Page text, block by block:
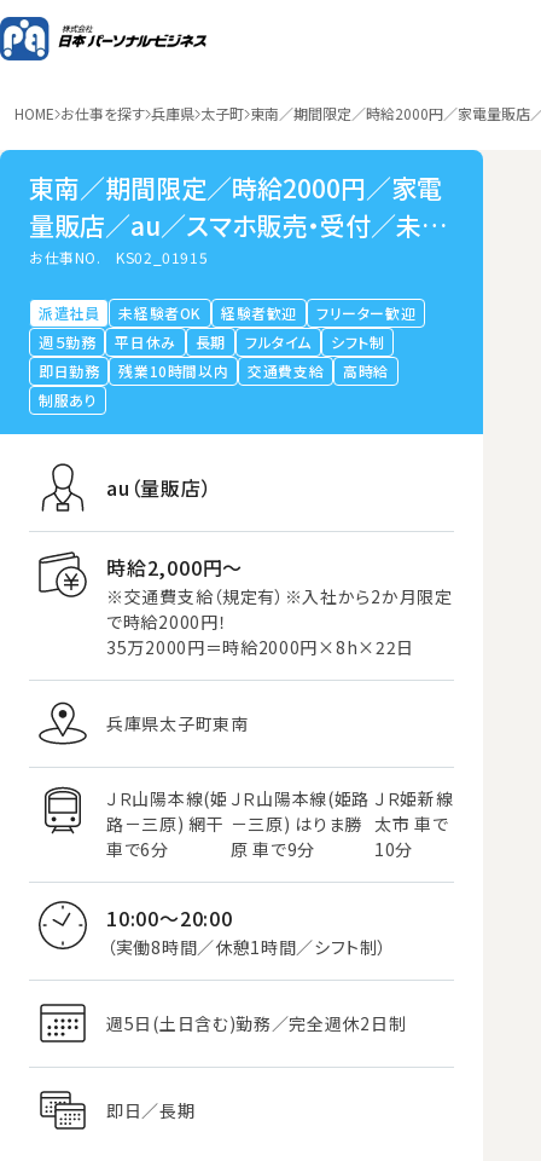
HOME お仕事を探す 兵庫県 太子町 東南／期間限定／時給2000円／家電量販店
東南／期間限定／時給2000円／家電
量販店／au／スマホ販売・受付／未経
験OK／研修充実／大手／兵庫県太子
町
お仕事NO.KS02_01915
派遣社員 未経験者OK 経験者歓迎
フリーター歓迎
週５勤務
平日休み 長期 フルタイム
シフト制
即日勤務
残業10時間以内 交通費支給
高時給
制服あり
au（量販店）
時給2,000円〜
※交通費支給（規定有）※入社から2か月限定
で時給2000円！
35万2000円＝時給2000円×8h×22日
兵庫県太子町東南
ＪＲ山陽本線(姫
路－三原) 網干
車で6分
ＪＲ山陽本線(姫路
－三原) はりま勝
原 車で9分
ＪＲ姫新線
太市 車で
10分
10:00～20:00
（実働8時間／休憩1時間／シフト制）
週5日(土日含む)勤務／完全週休2日制
即日／長期